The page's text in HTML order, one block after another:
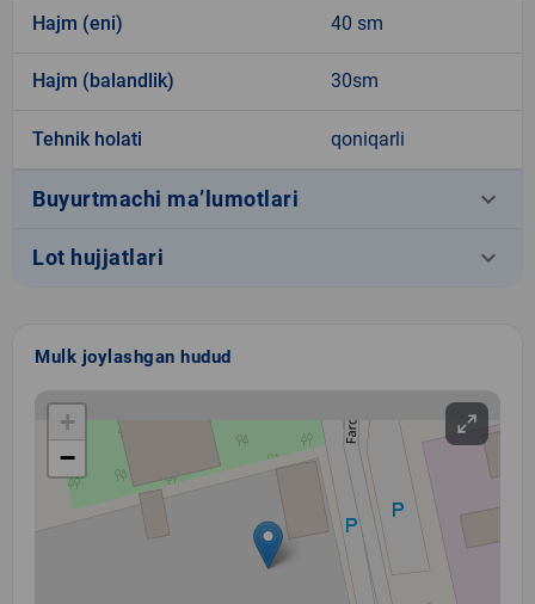
Hajm (eni) 40 sm
Hajm (balandlik) 30sm
Tehnik holati qoniqarli
Buyurtmachi ma’lumotlari keyboard_arrow_down
Lot hujjatlari keyboard_arrow_down
Mulk joylashgan hudud
+
−